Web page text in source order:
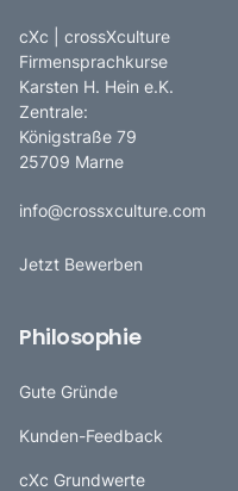
cXc | crossXculture
Firmensprachkurse
Karsten H. Hein e.K.
Zentrale:
Königstraße 79
25709 Marne
info@crossxculture.com
Jetzt Bewerben
Philosophie
Gute Gründe
Kunden-Feedback
cXc Grundwerte